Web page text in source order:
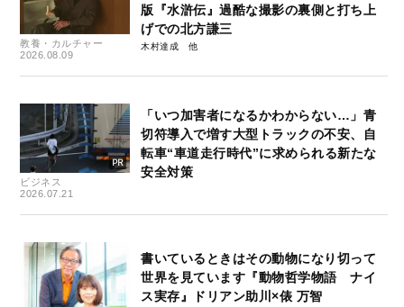
教養・カルチャー
2026.08.09
版『水滸伝』過酷な撮影の裏側と打ち上
げでの北方謙三
木村達成
ビジネス
2026.07.21
「いつ加害者になるかわからない…」青
切符導入で増す大型トラックの不安、自
転車“車道走行時代”に求められる新たな
安全対策
書いているときはその動物になり切って
世界を見ています『動物哲学物語 ナイ
ス実存』ドリアン助川×俵 万智